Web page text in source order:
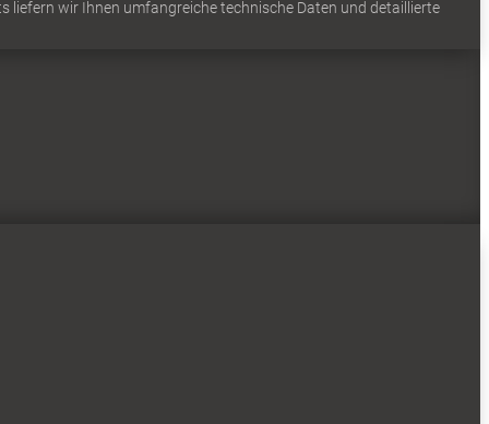
liefern wir Ihnen umfangreiche technische Daten und detaillierte